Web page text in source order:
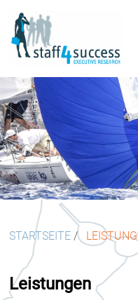
STARTSEITE /
Leistungen